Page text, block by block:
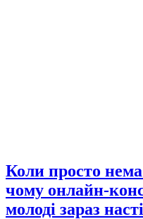
Коли просто
чому онлайн-
молоді зараз